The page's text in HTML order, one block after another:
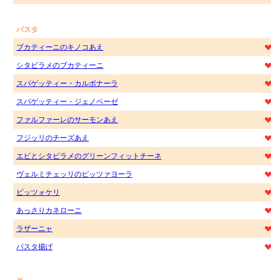
パスタ
ブカティーニのキノコあえ
シタビラメのブカティーニ
スパゲッティー・カルボナーラ
スパゲッティー・ジェノベーゼ
ファルファーレのサーモンあえ
フジッリのチーズあえ
エビとシタビラメのグリーンフィットチーネ
ヴェルミチェッリのピッツァヨーラ
ピッツォケリ
あっさりカネローニ
ラザーニャ
パスタ揚げ